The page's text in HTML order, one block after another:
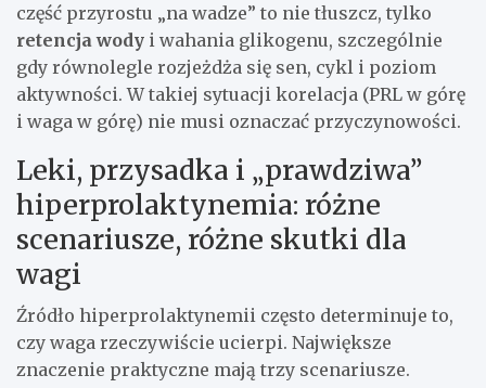
część przyrostu „na wadze” to nie tłuszcz, tylko
retencja wody i wahania glikogenu, szczególnie
gdy równolegle rozjeżdża się sen, cykl i poziom
aktywności. W takiej sytuacji korelacja (PRL w górę
i waga w górę) nie musi oznaczać przyczynowości.
Leki, przysadka i „prawdziwa”
hiperprolaktynemia: różne
scenariusze, różne skutki dla
wagi
Źródło hiperprolaktynemii często determinuje to,
czy waga rzeczywiście ucierpi. Największe
znaczenie praktyczne mają trzy scenariusze.